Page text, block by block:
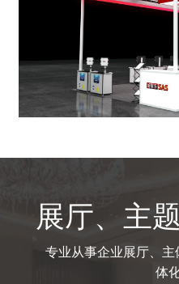
展厅、主
专业从事企业展厅、
体